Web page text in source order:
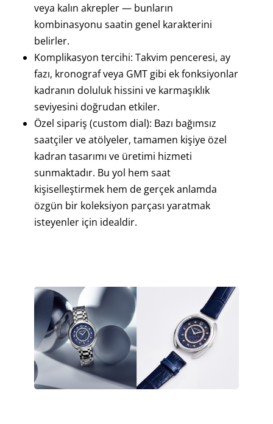
veya kalın akrepler — bunların
kombinasyonu saatin genel karakterini
belirler.
Komplikasyon tercihi: Takvim penceresi, ay
fazı, kronograf veya GMT gibi ek fonksiyonlar
kadranın doluluk hissini ve karmaşıklık
seviyesini doğrudan etkiler.
Özel sipariş (custom dial): Bazı bağımsız
saatçiler ve atölyeler, tamamen kişiye özel
kadran tasarımı ve üretimi hizmeti
sunmaktadır. Bu yol hem saat
kişiselleştirmek hem de gerçek anlamda
özgün bir koleksiyon parçası yaratmak
isteyenler için idealdir.